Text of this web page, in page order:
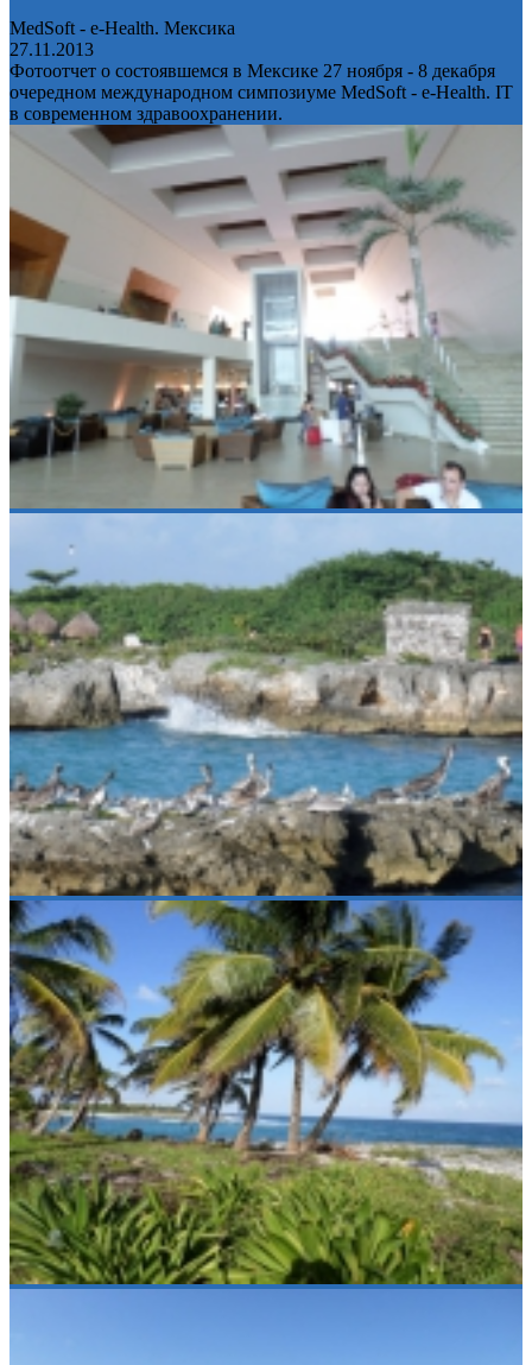
MedSoft - e-Health. Мексика
27.11.2013
Фотоотчет о состоявшемся в Мексике 27 ноября - 8 декабря
очередном международном симпозиуме MedSoft - e-Health. IT
в современном здравоохранении.